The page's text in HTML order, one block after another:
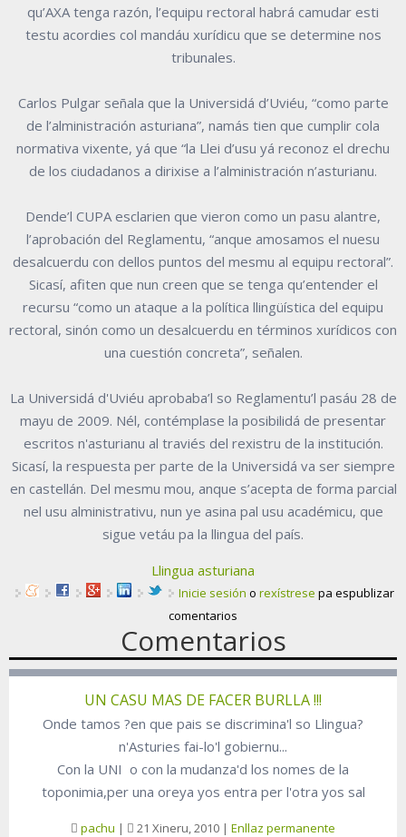
qu’AXA tenga razón, l’equipu rectoral habrá camudar esti
testu acordies col mandáu xurídicu que se determine nos
tribunales.
Carlos Pulgar señala que la Universidá d’Uviéu, “como parte
de l’alministración asturiana”, namás tien que cumplir cola
normativa vixente, yá que “la Llei d’usu yá reconoz el drechu
de los ciudadanos a dirixise a l’alministración n’asturianu.
Dende’l CUPA esclarien que vieron como un pasu alantre,
l’aprobación del Reglamentu, “anque amosamos el nuesu
desalcuerdu con dellos puntos del mesmu al equipu rectoral”.
Sicasí, afiten que nun creen que se tenga qu’entender el
recursu “como un ataque a la política llingüística del equipu
rectoral, sinón como un desalcuerdu en términos xurídicos con
una cuestión concreta”, señalen.
La Universidá d'Uviéu aprobaba’l so Reglamentu’l pasáu 28 de
mayu de 2009. Nél, contémplase la posibilidá de presentar
escritos n'asturianu al traviés del rexistru de la institución.
Sicasí, la respuesta per parte de la Universidá va ser siempre
en castellán. Del mesmu mou, anque s’acepta de forma parcial
nel usu alministrativu, nun ye asina pal usu académicu, que
sigue vetáu pa la llingua del país.
Llingua asturiana
Inicie sesión o rexístrese pa espublizar
comentarios
Comentarios
UN CASU MAS DE FACER BURLLA !!!
Onde tamos ?en que pais se discrimina'l so Llingua?
n'Asturies fai-lo'l gobiernu...
Con la UNI o con la mudanza'd los nomes de la
toponimia,per una oreya yos entra per l'otra yos sal
pachu | 21 Xineru, 2010 | Enllaz permanente